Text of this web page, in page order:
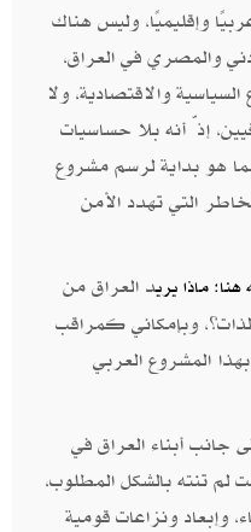
وإقليميًا، وليس هناك
والمصري في العراق،
والاقتصادية، ولا
إذّ أنه بلا حساسيات
هو بداية لرسم مشروع
التي تهدد الأمن
ماذا يريد العراق من
وبإمكاني كمراقب
المشروع العربي
جانب أبناء العراق في
لم تنته بالشكل المطلوب،
وإبعاد ونزاعات قومية